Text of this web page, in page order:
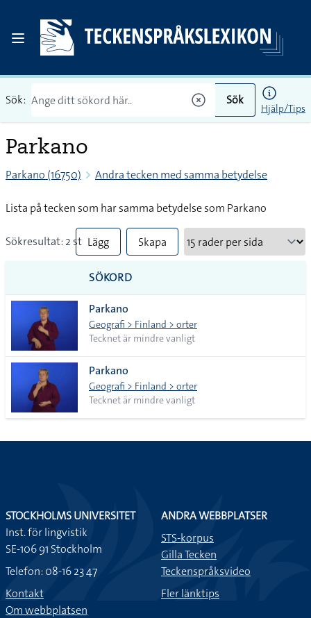
Sök: Sök
Hjälp/Tips
Parkano
Parkano (16750) Andra tecken med samma betydelse
Lista på tecken som har samma betydelse som Parkano
Sökresultat: 2 st Lägg
till
alla i
lista
Skapa
SÖKORD
Parkano
Geografi > Finland > orter
Tecknet är mindre vanligt
Parkano
Geografi > Finland > orter
Tecknet är mindre vanligt
STOCKHOLMS UNIVERSITET
Inst. för lingvistik
SE-106 91 Stockholm
Telefon: 08-16 23 47
Kontakt
Om webbplatsen
ANDRA WEBBPLATSER
STS-korpus
Gilla Tecken
Teckenspråksvideo
Fler länktips